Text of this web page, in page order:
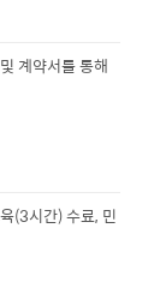
계약서를 통해
(3시간) 수료, 민